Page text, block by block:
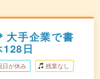
大手企業で書
日
日が休み 残業なし